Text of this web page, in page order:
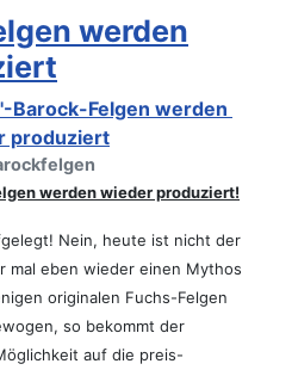
werden
werden wieder produziert!
Nein, heute ist nicht der
mal eben wieder einen Mythos
originalen Fuchs-Felgen
so bekommt der
auf die preis-